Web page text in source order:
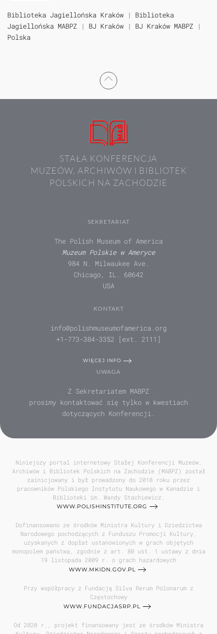
Biblioteka Jagiellońska Kraków | Biblioteka
Jagiellońska MABPZ | BJ Kraków | BJ Kraków MABPZ |
Polska
STAŁA KONFERENCJA
MUZEÓW, ARCHIWÓW I BIBLIOTEK
POLSKICH NA ZACHODZIE
SEKRETARIAT
The Polish Museum of America
Muzeum Polskie w Ameryce
984 N. Milwaukee Ave.
Chicago, IL. 60642
USA
KONTAKT
info@polishmuseumofamerica.org
+1-773-384-3352 [ext. 2111]
WIĘCEJ INFO
UWAGA
Z Sekretariatem MABPZ
prosimy kontaktować się tylko w kwestiach
dotyczących Konferencji.
Niniejszy portal internetowy Stałej Konferencji Muzeów,
Archiwów i Bibliotek Polskich na Zachodzie (MABPZ) został
zainicjowany i był prowadzony do 2018 roku przez
pracowników Polskiego Instytutu Naukowego w Kanadzie i
Biblioteki im. Wandy Stachiewicz.
WWW.POLISHINSTITUTE.ORG
Dofinansowano ze środków Ministra Kultury i Dziedzictwa
Narodowego pochodzących z Funduszu Promocji Kultury,
uzyskanych z dopłat ustanowionych w grach objętych
monopolem państwa, zgodnie z art. 80 ust. 1 ustawy z dnia
19 listopada 2009 r. o grach hazardowych
WWW.MKIDN.GOV.PL
Przy współpracy z Fundacją Silva Rerum Polonarum z
Częstochowy
WWW.FUNDACJASRP.PL
Od 2020 r., projekt finansowany jest ze środków Ministra